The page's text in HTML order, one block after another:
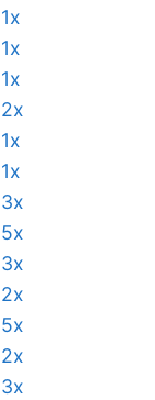
1x
1x
1x
2x
1x
1x
3x
5x
3x
2x
5x
2x
3x